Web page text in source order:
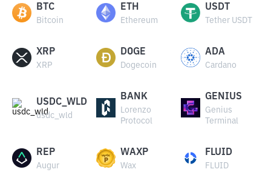
BTC
Bitcoin
ETH
Ethereum
USDT
Tether USDT
XRP
XRP
DOGE
Dogecoin
ADA
Cardano
USDC_WLD
usdc_wld
BANK
Lorenzo
Protocol
GENIUS
Genius
Terminal
REP
Augur
WAXP
Wax
FLUID
FLUID